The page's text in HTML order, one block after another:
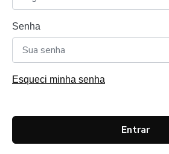
Senha
Esqueci minha senha
Entrar